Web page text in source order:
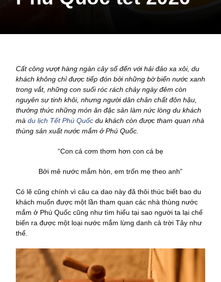
Cất công vượt hàng ngàn cây số đến với hải đảo xa xôi, du
khách không chỉ được tiếp đón bởi những bờ biển nước xanh
trong vắt, những con suối róc rách chảy ngày đêm còn
nguyên sự tinh khôi, nhưng người dân chân chất đôn hậu,
thưởng thức những món ăn đặc sản làm nức lòng du khách
mà du lịch Tết Phú Quốc du khách còn được tham quan nhà
thùng sản xuất nước mắm ở Phú Quốc.
“Con cá cơm thơm hơn con cá bẹ
Bởi mê nước mắm hòn, em trốn mẹ theo anh”
Có lẽ cũng chính vì câu ca dao này đã thôi thúc biết bao du
khách muốn được một lần tham quan các nhà thùng nước
mắm ở Phú Quốc cũng như tìm hiểu tại sao người ta lại chế
biến ra được một loại nước mắm lừng danh cả trời Tây như
thế.